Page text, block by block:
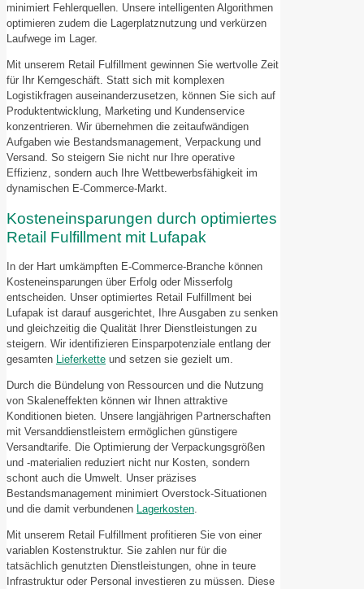
minimiert Fehlerquellen. Unsere intelligenten Algorithmen
optimieren zudem die Lagerplatznutzung und verkürzen
Laufwege im Lager.
Mit unserem Retail Fulfillment gewinnen Sie wertvolle Zeit
für Ihr Kerngeschäft. Statt sich mit komplexen
Logistikfragen auseinanderzusetzen, können Sie sich auf
Produktentwicklung, Marketing und Kundenservice
konzentrieren. Wir übernehmen die zeitaufwändigen
Aufgaben wie Bestandsmanagement, Verpackung und
Versand. So steigern Sie nicht nur Ihre operative
Effizienz, sondern auch Ihre Wettbewerbsfähigkeit im
dynamischen E-Commerce-Markt.
Kosteneinsparungen durch optimiertes
Retail Fulfillment mit Lufapak
In der Hart umkämpften E-Commerce-Branche können
Kosteneinsparungen über Erfolg oder Misserfolg
entscheiden. Unser optimiertes Retail Fulfillment bei
Lufapak ist darauf ausgerichtet, Ihre Ausgaben zu senken
und gleichzeitig die Qualität Ihrer Dienstleistungen zu
steigern. Wir identifizieren Einsparpotenziale entlang der
gesamten Lieferkette und setzen sie gezielt um.
Durch die Bündelung von Ressourcen und die Nutzung
von Skaleneffekten können wir Ihnen attraktive
Konditionen bieten. Unsere langjährigen Partnerschaften
mit Versanddienstleistern ermöglichen günstigere
Versandtarife. Die Optimierung der Verpackungsgrößen
und -materialien reduziert nicht nur Kosten, sondern
schont auch die Umwelt. Unser präzises
Bestandsmanagement minimiert Overstock-Situationen
und die damit verbundenen Lagerkosten.
Mit unserem Retail Fulfillment profitieren Sie von einer
variablen Kostenstruktur. Sie zahlen nur für die
tatsächlich genutzten Dienstleistungen, ohne in teure
Infrastruktur oder Personal investieren zu müssen. Diese